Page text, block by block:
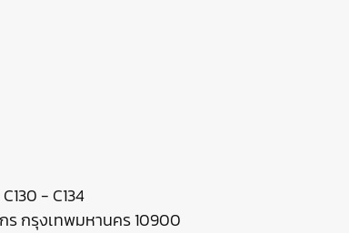
- C134
ร กรุงเทพมหานคร 10900